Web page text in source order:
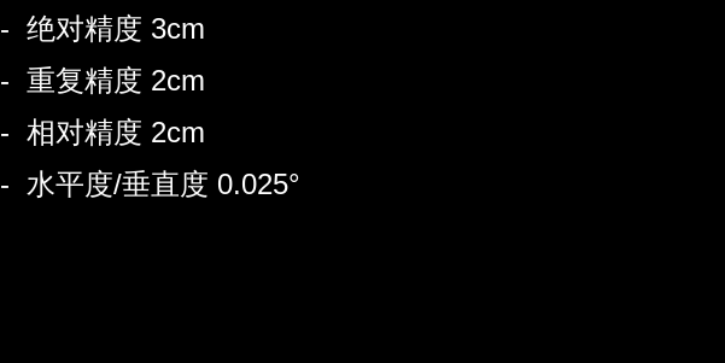
- 绝对精度 3cm
- 重复精度 2cm
- 相对精度 2cm
- 水平度/垂直度 0.025°